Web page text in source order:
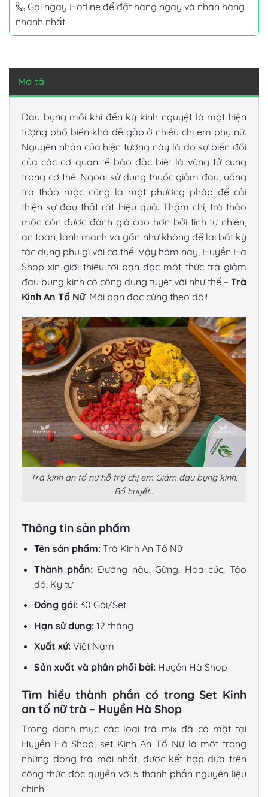
Gọi ngay Hotline để đặt hàng ngay và nhận hàng
nhanh nhất.
Mô tả
Đau bụng mỗi khi đến kỳ kinh nguyệt là một hiện
tượng phổ biến khá dễ gặp ở nhiều chị em phụ nữ.
Nguyên nhân của hiện tượng này là do sự biến đổi
của các cơ quan tế bào đặc biệt là vùng tử cung
trong cơ thể. Ngoài sử dụng thuốc giảm đau, uống
trà thảo mộc cũng là một phương pháp để cải
thiện sự đau thắt rất hiệu quả. Thậm chí, trà thảo
mộc còn được đánh giá cao hơn bởi tính tự nhiên,
an toàn, lành mạnh và gần như không để lại bất kỳ
tác dụng phụ gì với cơ thể. Vậy hôm nay, Huyền Hà
Shop xin giới thiệu tới bạn đọc một thức trà giảm
đau bụng kinh có công dụng tuyệt vời như thế – Trà
Kinh An Tố Nữ. Mời bạn đọc cùng theo dõi!
Trà kinh an tố nữ hỗ trợ chị em Giảm đau bụng kinh,
Bổ huyết…
Thông tin sản phẩm
Tên sản phẩm: Trà Kinh An Tố Nữ
Thành phần: Đường nâu, Gừng, Hoa cúc, Táo
đỏ, Kỷ tử.
Đóng gói:30 Gói/Set
Hạn sử dụng:12 tháng
Xuất xứ:Việt Nam
Sản xuất và phân phối bởi:Huyền Hà Shop
Tìm hiểu thành phần có trong Set Kinh
an tố nữ trà – Huyền Hà Shop
Trong danh mục các loại trà mix đã có mặt tại
Huyền Hà Shop, set Kinh An Tố Nữ là một trong
những dòng trà mới nhất, được kết hợp dựa trên
công thức độc quyền với 5 thành phần nguyên liệu
chính: